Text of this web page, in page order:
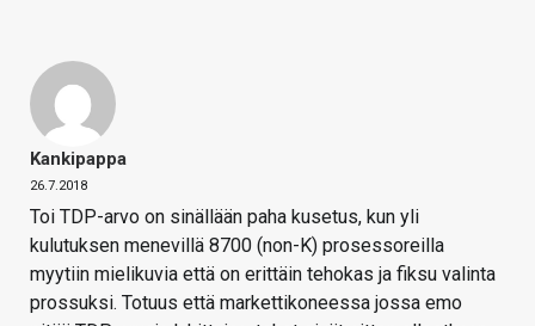
Kankipappa
26.7.2018
Toi TDP-arvo on sinällään paha kusetus, kun yli
kulutuksen menevillä 8700 (non-K) prosessoreilla
myytiin mielikuvia että on erittäin tehokas ja fiksu valinta
prossuksi. Totuus että markettikoneessa jossa emo